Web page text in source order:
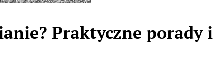
Praktyczne porady i